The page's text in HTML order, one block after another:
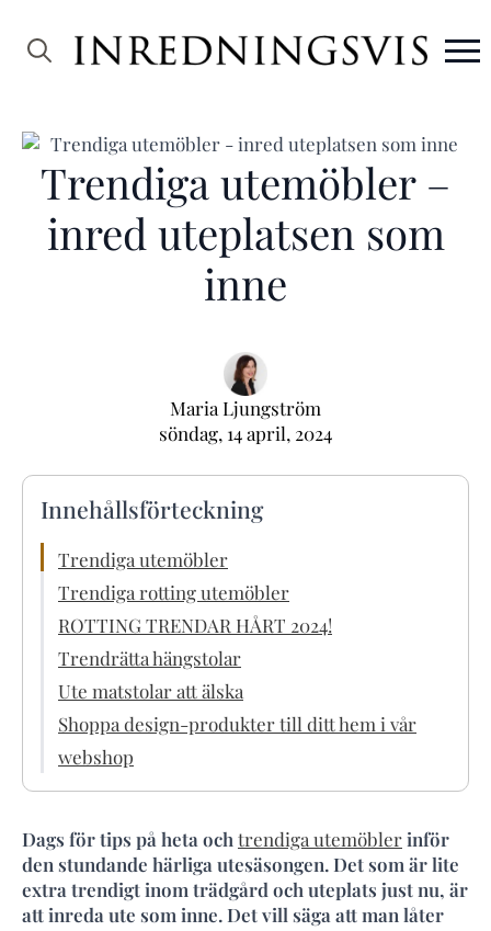
Trendiga utemöbler –
inred uteplatsen som
inne
Maria Ljungström
söndag, 14 april, 2024
Innehållsförteckning
Trendiga utemöbler
Trendiga rotting utemöbler
ROTTING TRENDAR HÅRT 2024!
Trendrätta hängstolar
Ute matstolar att älska
Shoppa design-produkter till ditt hem i vår
webshop
Dags för tips på heta och trendiga utemöblerinför
den stundande härliga utesäsongen. Det som är lite
extra trendigt inom trädgård och uteplats just nu, är
att inreda ute som inne. Det vill säga att man låter